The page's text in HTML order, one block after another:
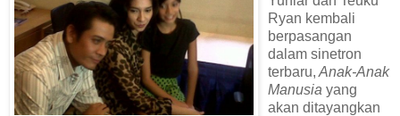
Ryan kembali
berpasangan
dalam sinetron
terbaru, Anak-Anak
Manusia yang
akan ditayangkan